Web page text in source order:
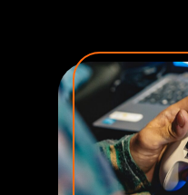
realidade e o nosso
Governo do Brasil
a...